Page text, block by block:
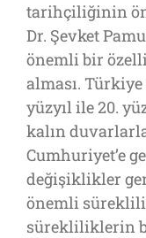
tarihçiliğinin
Dr. Şevket
önemli bir
alması.
yüzyıl ile 20.
kalın duvarlarla
Cumhuriyet’e
değişiklikler
önemli
sürekliliklerin